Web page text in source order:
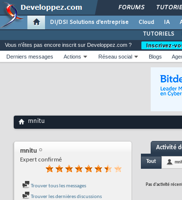
FORUMS
DI/DSI Solutions d'entreprise Cloud IA
TUTORIELS
Vous n'êtes pas encore inscrit sur Developpez.com ?
Inscrivez-
Derniers messages
Actions Réseau social Blogs
mnitu
mnitu
Expert confirmé
Trouver tous les messages
Trouver les dernières discussions
Activité
Tout
Pas d'activité